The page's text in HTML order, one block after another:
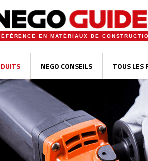
EN MATÉRIAUX DE
NEGO CONSEILS TOUS LES